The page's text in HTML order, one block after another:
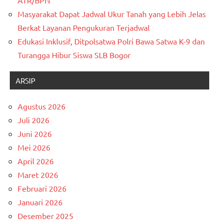
Masyarakat Dapat Jadwal Ukur Tanah yang Lebih Jelas
Berkat Layanan Pengukuran Terjadwal
Edukasi Inklusif, Ditpolsatwa Polri Bawa Satwa K-9 dan
Turangga Hibur Siswa SLB Bogor
ARSIP
Agustus 2026
Juli 2026
Juni 2026
Mei 2026
April 2026
Maret 2026
Februari 2026
Januari 2026
Desember 2025